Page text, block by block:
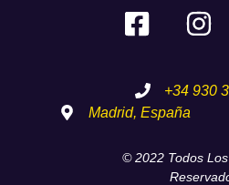
+34 930
Madrid, España
© 2022 Todos